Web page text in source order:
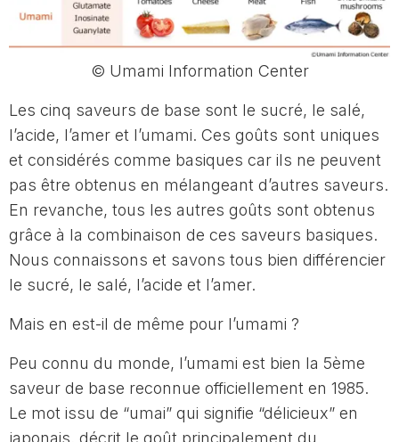
© Umami Information Center
Les cinq saveurs de base sont le sucré, le salé,
l’acide, l’amer et l’umami. Ces goûts sont uniques
et considérés comme basiques car ils ne peuvent
pas être obtenus en mélangeant d’autres saveurs.
En revanche, tous les autres goûts sont obtenus
grâce à la combinaison de ces saveurs basiques.
Nous connaissons et savons tous bien différencier
le sucré, le salé, l’acide et l’amer.
Mais en est-il de même pour l’umami ?
Peu connu du monde, l’umami est bien la 5ème
saveur de base reconnue officiellement en 1985.
Le mot issu de “umai” qui signifie “délicieux” en
japonais, décrit le goût principalement du